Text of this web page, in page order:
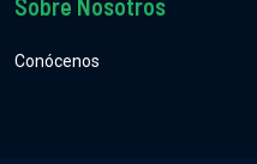
Sobre Nosotros
Conócenos